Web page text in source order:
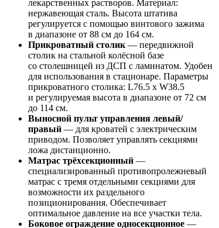
лекарственных растворов. Материал:
нержавеющая сталь. Высота штатива
регулируется с помощью винтового зажима
в диапазоне от 88 см до 164 см.
Прикроватный столик — передвижной
столик на стальной колёсной базе
со столешницей из ДСП с ламинатом. Удобен
для использования в стационаре. Параметры
прикроватного столика: L76.5 x W38.5
и регулируемая высота в диапазоне от 72 см
до 114 см.
Выносной пульт управления левый/
правый — для кроватей с электрическим
приводом. Позволяет управлять секциями
ложа дистанционно.
Матрас трёхсекционный —
специализированный противопролежневый
матрас с тремя отдельными секциями для
возможности их раздельного
позиционирования. Обеспечивает
оптимальное давление на все участки тела.
Боковое ограждение односекционное —